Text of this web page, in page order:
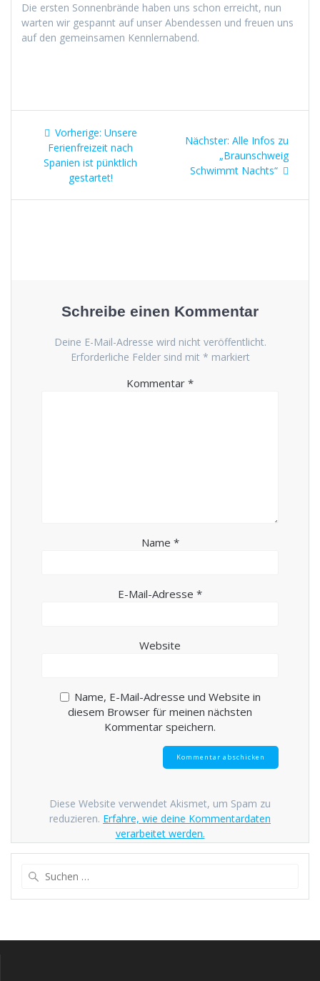
Die ersten Son­nen­brände haben uns schon erre­icht, nun
warten wir ges­pan­nt auf unser Aben­dessen und freuen uns
auf den gemein­samen Kennlernabend.
Beitragsnavigation
Vorherige: Vorheriger
Beitrag:
Unsere
Ferienfreizeit nach
Spanien ist pünktlich
gestartet!
Nächster: Nächster
Beitrag:
Alle Infos zu
„Braunschweig
Schwimmt Nachts“
Schreibe einen Kommentar
Deine E-Mail-Adresse wird nicht veröffentlicht.
Erforderliche Felder sind mit * markiert
Kommentar *
Name *
E-Mail-Adresse *
Website
Name, E-Mail-Adresse und Website in
diesem Browser für meinen nächsten
Kommentar speichern.
Diese Website verwendet Akismet, um Spam zu
reduzieren. Erfahre, wie deine Kommentardaten
verarbeitet werden.